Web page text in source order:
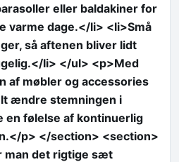
eller baldakiner for
varme dage.</li> <li>Små
så aftenen bliver lidt
li> </ul> <p>Med
af møbler og accessories
ændre stemningen i
en følelse af kontinuerlig
p> </section> <section>
man det rigtige sæt